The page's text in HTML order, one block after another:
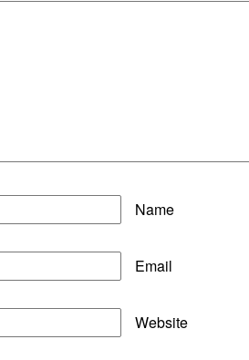
Name
Email
Website